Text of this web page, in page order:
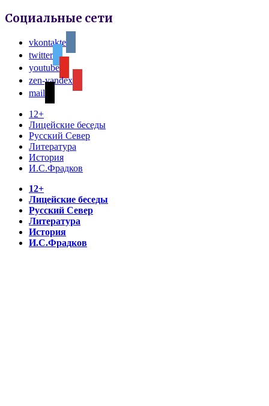
Социальные сети
vkontakte
twitter
youtube
zen-yandex
mail
12+
Лицейские беседы
Русский Север
Литература
История
И.С.Фрадков
12+
Лицейские беседы
Русский Север
Литература
История
И.С.Фрадков